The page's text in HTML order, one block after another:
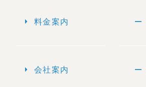
arrow_right 料金案内
arrow_right 会社案内
remove
remove